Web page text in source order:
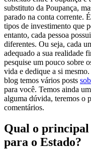
substituto da Poupança,
parado na conta corrente.
tipos de investimento que
entanto, cada pessoa
diferentes. Ou seja, cada
adequado a sua realidade
pesquise um pouco sobre
vida e dedique a si
blog temos vários posts
para você. Temos ainda um
alguma dúvida, teremos o
comentários.
Qual o principal
para o Estado?